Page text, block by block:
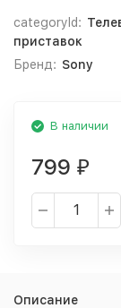
categoryId:
приставок
Бренд: Sony
В наличии
799 ₽
Описание